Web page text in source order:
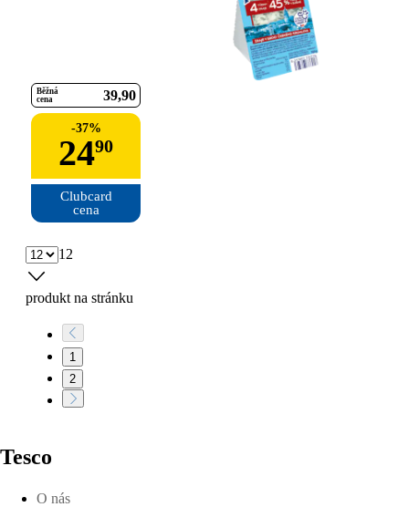
Běžná
cena
39 90
-37%
2490
Clubcard
cena
12
produkt na stránku
1
2
Tesco
O nás